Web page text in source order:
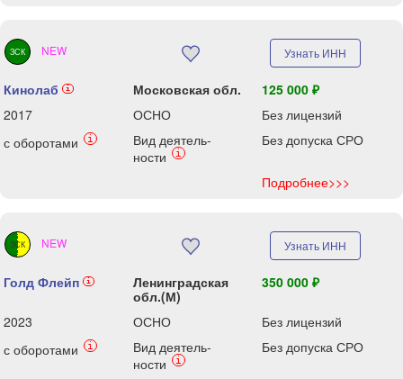
ЗСК NEW Узнать ИНН
Кинолаб i Московская обл.
125 000 ₽
2017
ОСНО
Без лицензий
с оборотами
i
Вид деятель-
ности
i
Без допуска СРО
Подробнее>>>
ЗСК NEW Узнать ИНН
Голд Флейп i
Ленинградская
обл.(М)
350 000 ₽
2023 ОСНО
Без лицензий
с оборотами
i
Вид деятель-
ности
i
Без допуска СРО